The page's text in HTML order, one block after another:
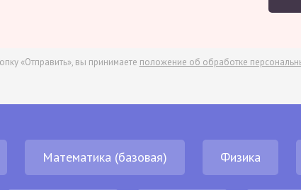
«Отправить», вы принимаете положение об обработке
Математика (базовая) Физика